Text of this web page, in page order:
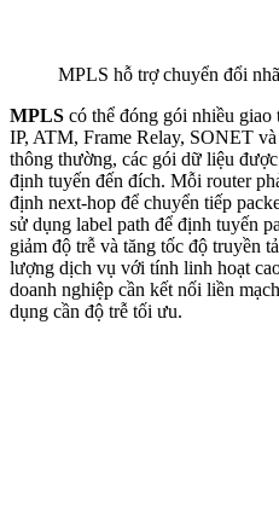
MPLS hỗ trợ chuyển đổi
MPLS có thể đóng gói nhiều giao
IP, ATM, Frame Relay, SONET
thông thường, các gói dữ liệu
định tuyến đến đích. Mỗi router
định next-hop để chuyển tiếp
sử dụng label path để định tuyến
giảm độ trễ và tăng tốc độ truyền
lượng dịch vụ với tính linh hoạt
doanh nghiệp cần kết nối liền
dụng cần độ trễ tối ưu.